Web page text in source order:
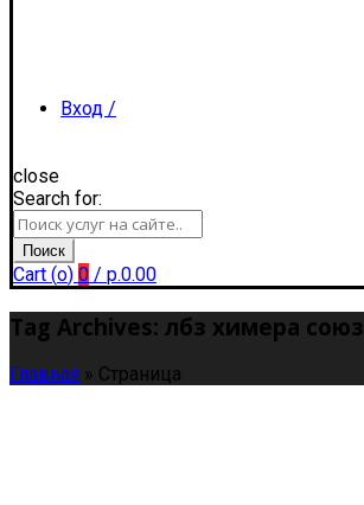
Вход /
Регистрация
close
Search for:
Поиск
Cart (o) 0 / р.0.00
Tag Archives: лбз химера союз
Главная » Страница